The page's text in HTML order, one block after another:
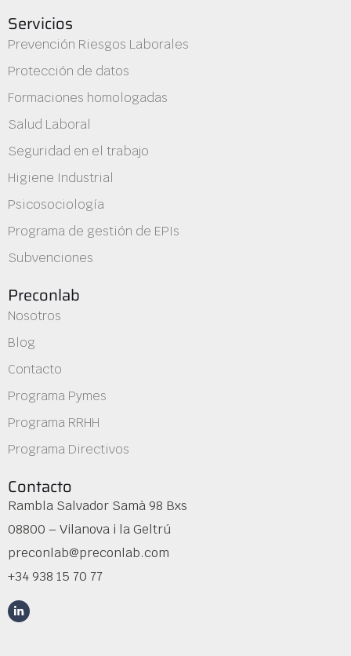
Servicios
Prevención Riesgos Laborales
Protección de datos
Formaciones homologadas
Salud Laboral
Seguridad en el trabajo
Higiene Industrial
Psicosociología
Programa de gestión de EPIs
Subvenciones
Preconlab
Nosotros
Blog
Contacto
Programa Pymes
Programa RRHH
Programa Directivos
Contacto
Rambla Salvador Samà 98 Bxs
08800 – Vilanova i la Geltrú
preconlab@preconlab.com
+34 938 15 70 77